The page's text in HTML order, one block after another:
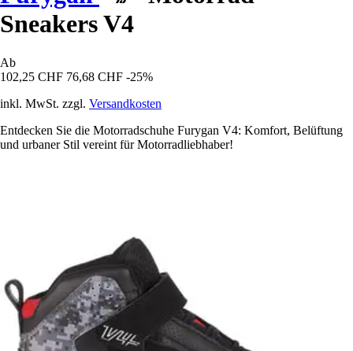
Sneakers V4
Ab
102,25 CHF 76,68 CHF -25%
inkl. MwSt. zzgl. Versandkosten
Entdecken Sie die Motorradschuhe Furygan V4: Komfort, Belüftung
und urbaner Stil vereint für Motorradliebhaber!